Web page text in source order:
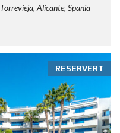
Alicante, Spania
RESERVERT